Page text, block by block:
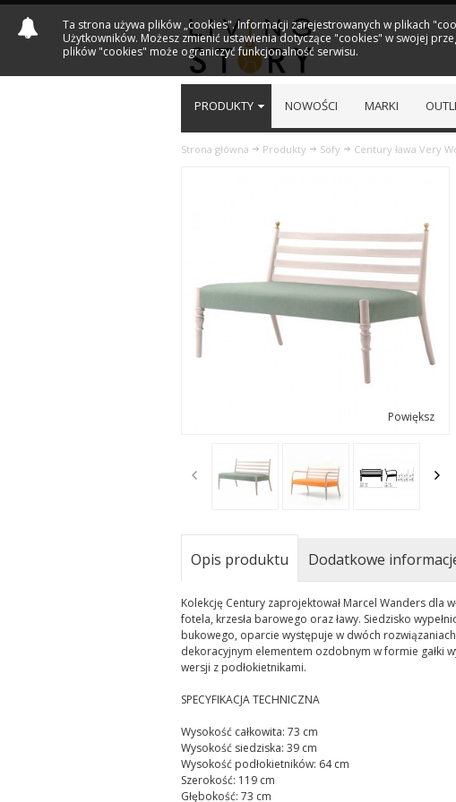
PRODUKTY NOWOŚCI MARKI
Strona główna Produkty Sofy Century ława Very
Powiększ
Opis produktu Dodatkowe
Kolekcję Century zaprojektował Marcel Wanders dla
fotela, krzesła barowego oraz ławy. Siedzisko
bukowego, oparcie występuje w dwóch
dekoracyjnym elementem ozdobnym w formie gałki
wersji z podłokietnikami.
SPECYFIKACJA TECHNICZNA
Wysokość całkowita: 73 cm
Wysokość siedziska: 39 cm
Wysokość podłokietników: 64 cm
Szerokość: 119 cm
Głębokość: 73 cm
Ta strona używa plików „cookies". Informacji zarejestrowanych w plikach
Użytkowników. Możesz zmienić ustawienia dotyczące "cookies" w swojej
plików "cookies" może ograniczyć funkcjonalność serwisu.